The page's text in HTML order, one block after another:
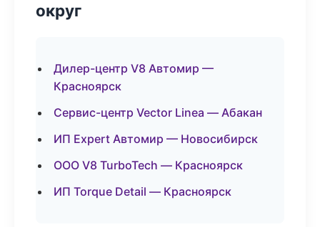
округ
Дилер-центр V8 Автомир —
Красноярск
Сервис-центр Vector Linea — Абакан
ИП Expert Автомир — Новосибирск
ООО V8 TurboTech — Красноярск
ИП Torque Detail — Красноярск